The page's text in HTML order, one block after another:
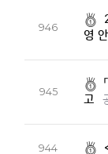
946
영
945
고
944